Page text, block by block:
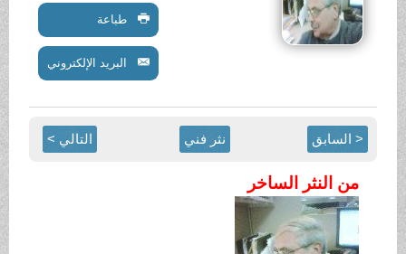
طباعة
البريد الإلكتروني
< السابق نثر فني التالي >
من النثر الساخر